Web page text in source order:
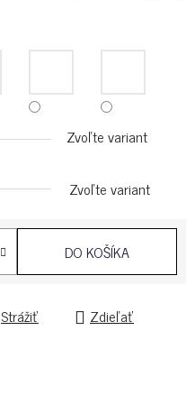
Zvoľte variant
Zvoľte variant
DO KOŠÍKA
Strážiť Zdieľať